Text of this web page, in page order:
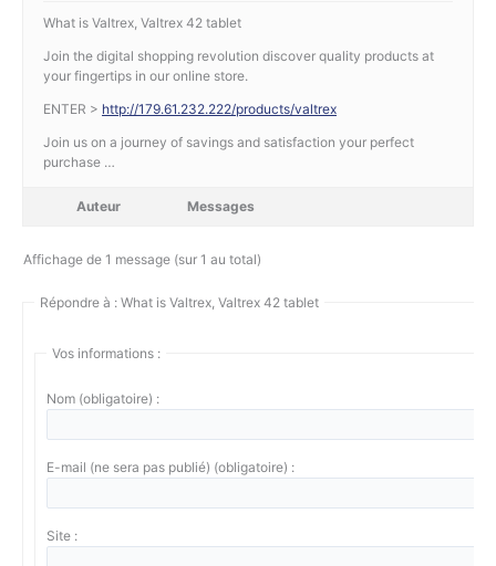
What is Valtrex, Valtrex 42 tablet
Join the digital shopping revolution discover quality products at
your fingertips in our online store.
ENTER > http://179.61.232.222/products/valtrex
Join us on a journey of savings and satisfaction your perfect
purchase …
Auteur Messages
Affichage de 1 message (sur 1 au total)
Répondre à : What is Valtrex, Valtrex 42 tablet
Vos informations :
Nom (obligatoire) :
E-mail (ne sera pas publié) (obligatoire) :
Site :